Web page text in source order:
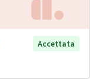
Accettata